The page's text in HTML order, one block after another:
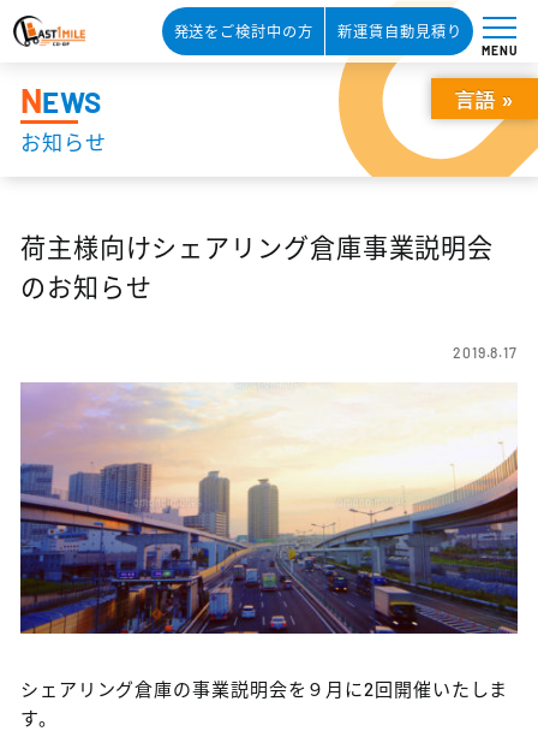
発送をご検討中の方 新運賃自動見積り
MENU
NEWS
お知らせ
荷主様向けシェアリング倉庫事業説明会
のお知らせ
2019.8.17
シェアリング倉庫の事業説明会を ９ 月に2回開催いたしま
す。
言語 »